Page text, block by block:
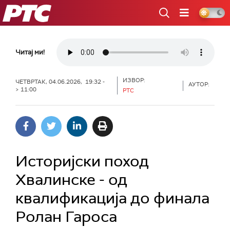
РТС
Читај ми!
ЧЕТВРТАК, 04.06.2026, 19:32 -
> 11:00
ИЗВОР:
РТС
АУТОР:
Историјски поход
Хвалинске - од
квалификација до финала
Ролан Гароса